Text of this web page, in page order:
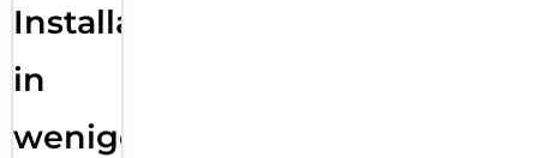
Installation
in
wenigen